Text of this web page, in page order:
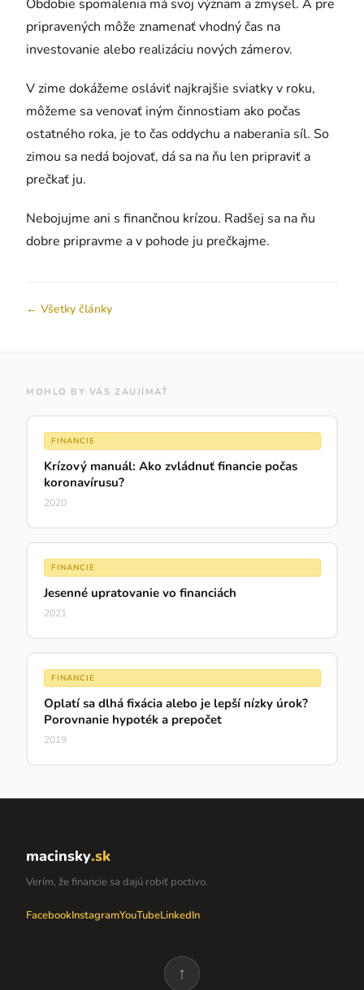
Obdobie spomalenia má svoj význam a zmysel. A pre
pripravených môže znamenať vhodný čas na
investovanie alebo realizáciu nových zámerov.
V zime dokážeme osláviť najkrajšie sviatky v roku,
môžeme sa venovať iným činnostiam ako počas
ostatného roka, je to čas oddychu a naberania síl. So
zimou sa nedá bojovať, dá sa na ňu len pripraviť a
prečkať ju.
Nebojujme ani s finančnou krízou. Radšej sa na ňu
dobre pripravme a v pohode ju prečkajme.
← Všetky články
MOHLO BY VÁS ZAUJÍMAŤ
FINANCIE
Krízový manuál: Ako zvládnuť financie počas
koronavírusu?
2020
FINANCIE
Jesenné upratovanie vo financiách
2021
FINANCIE
Oplatí sa dlhá fixácia alebo je lepší nízky úrok?
Porovnanie hypoték a prepočet
2019
macinsky.sk
Verím, že financie sa dajú robiť poctivo.
FacebookInstagramYouTubeLinkedIn
↑